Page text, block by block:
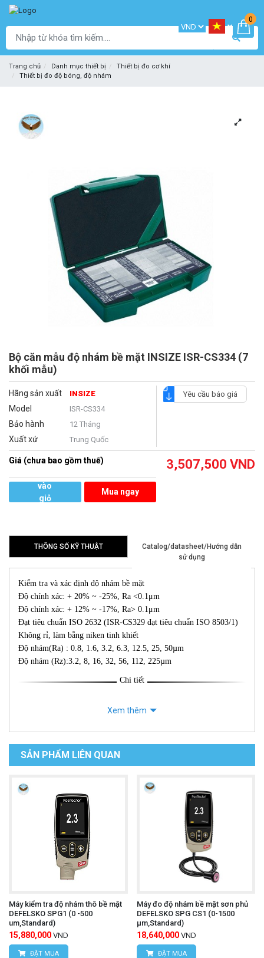
0
Trang chủ Danh mục thiết bị
Thiết bị đo cơ khí
Thiết bị đo độ bóng, độ nhám
Bộ căn mẫu độ nhám bề mặt INSIZE ISR-CS334 (7
khối mẫu)
Hãng sản xuất INSIZE
Model ISR-CS334
Bảo hành 12 Tháng
Xuất xứ Trung Quốc
Yêu cầu báo giá
Giá (chưa bao gồm thuế) 3,507,500 VND
vào
giỏ
Mua ngay
THÔNG SỐ KỸ THUẬT
Catalog/datasheet/Hướng dẫn
sử dụng
Kiểm tra và xác định độ nhám bề mặt
Độ chính xác: + 20% ~ -25%, Ra <0.1μm
Độ chính xác: + 12% ~ -17%, Ra> 0.1μm
Đạt tiêu chuẩn ISO 2632 (ISR-CS329 đạt tiêu chuẩn ISO 8503/1)
Không rỉ, làm bằng niken tinh khiết
Độ nhám(Ra) : 0.8, 1.6, 3.2, 6.3, 12.5, 25, 50µm
Độ nhám (Rz):3.2, 8, 16, 32, 56, 112, 225µm
Chi tiết
Xem thêm
SẢN PHẨM LIÊN QUAN
Máy kiểm tra độ nhám thô bề mặt
DEFELSKO SPG1 (0 -500
um,Standard)
15,880,000 VND
ĐẶT MUA
Máy đo độ nhám bề mặt sơn phủ
DEFELSKO SPG CS1 (0-1500
μm,Standard)
18,640,000 VND
ĐẶT MUA